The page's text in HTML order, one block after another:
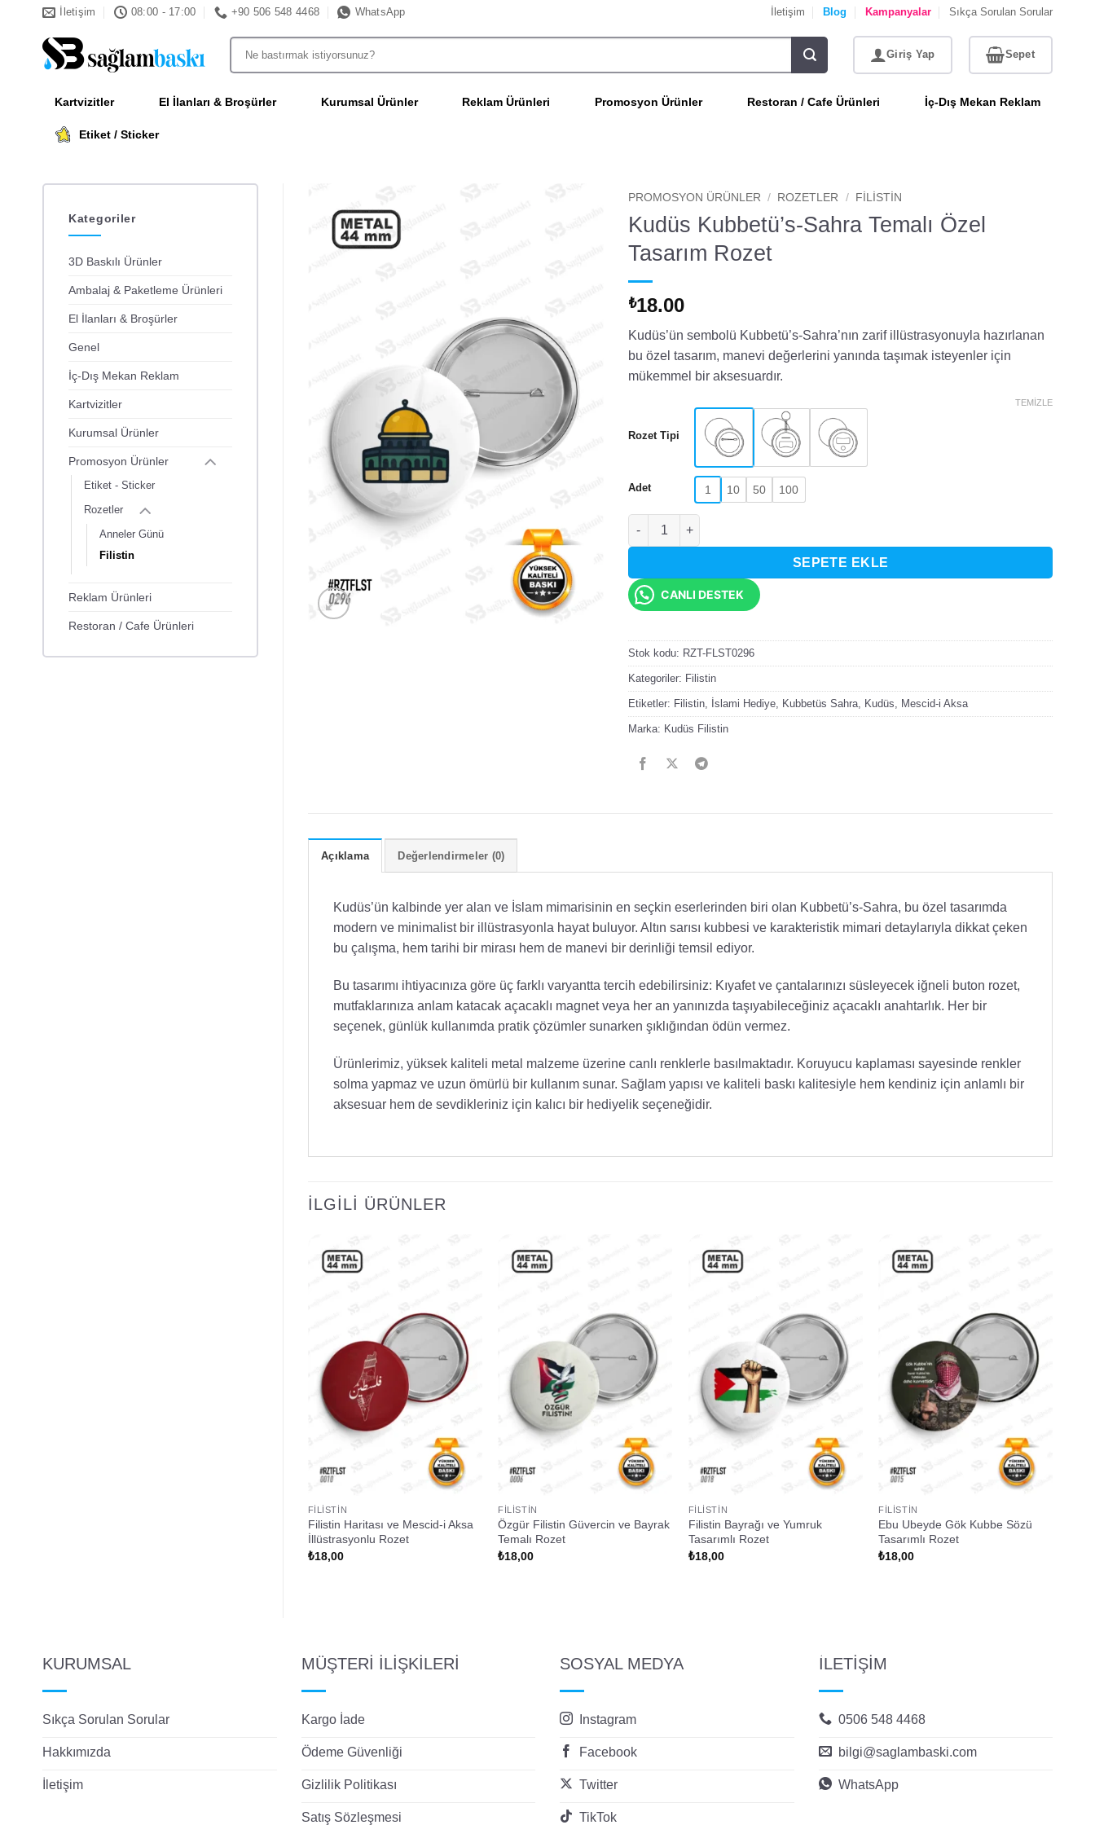
İletişim 08:00 - 17:00 +90 506 548 4468 WhatsApp İletişim Blog Kampanyalar Sıkça Sorulan Sorular
Ara:
Kartvizitler El İlanları & Broşürler Kurumsal Ürünler Reklam Ürünleri Promosyon Ürünler Restoran / Cafe Ürünleri İç-Dış Mekan Reklam
Etiket / Sticker
Kategoriler
3D Baskılı Ürünler
Ambalaj & Paketleme Ürünleri
El İlanları & Broşürler
Genel
İç-Dış Mekan Reklam
Kartvizitler
Kurumsal Ürünler
Promosyon Ürünler
Etiket - Sticker
Rozetler
Anneler Günü
Filistin
Reklam Ürünleri
Restoran / Cafe Ürünleri
PROMOSYON ÜRÜNLER / ROZETLER / FILISTIN
Kudüs Kubbetü’s-Sahra Temalı Özel
Tasarım Rozet
₺18.00
Kudüs’ün sembolü Kubbetü’s-Sahra’nın zarif illüstrasyonuyla hazırlanan
bu özel tasarım, manevi değerlerini yanında taşımak isteyenler için
mükemmel bir aksesuardır.
Rozet Tipi
Adet 1 10 50 100
TEMIZLE
Kudüs Kubbetü's-Sahra Temalı Özel Tasarım Rozet adet
SEPETE EKLE
CANLI DESTEK
Stok kodu: RZT-FLST0296
Kategoriler: Filistin
Etiketler: Filistin İslami Hediye Kubbetüs Sahra Kudüs Mescid-i Aksa
Marka: Kudüs Filistin
Açıklama Değerlendirmeler (0)
Kudüs’ün kalbinde yer alan ve İslam mimarisinin en seçkin eserlerinden biri olan Kubbetü’s-Sahra, bu özel tasarımda
modern ve minimalist bir illüstrasyonla hayat buluyor. Altın sarısı kubbesi ve karakteristik mimari detaylarıyla dikkat çeken
bu çalışma, hem tarihi bir mirası hem de manevi bir derinliği temsil ediyor.
Bu tasarımı ihtiyacınıza göre üç farklı varyantta tercih edebilirsiniz: Kıyafet ve çantalarınızı süsleyecek iğneli buton rozet,
mutfaklarınıza anlam katacak açacaklı magnet veya her an yanınızda taşıyabileceğiniz açacaklı anahtarlık. Her bir
seçenek, günlük kullanımda pratik çözümler sunarken şıklığından ödün vermez.
Ürünlerimiz, yüksek kaliteli metal malzeme üzerine canlı renklerle basılmaktadır. Koruyucu kaplaması sayesinde renkler
solma yapmaz ve uzun ömürlü bir kullanım sunar. Sağlam yapısı ve kaliteli baskı kalitesiyle hem kendiniz için anlamlı bir
aksesuar hem de sevdikleriniz için kalıcı bir hediyelik seçeneğidir.
İLGILI ÜRÜNLER
FILISTIN
Filistin Haritası ve Mescid-i Aksa
İllüstrasyonlu Rozet
₺18,00
FILISTIN
Özgür Filistin Güvercin ve Bayrak
Temalı Rozet
₺18,00
FILISTIN
Filistin Bayrağı ve Yumruk
Tasarımlı Rozet
₺18,00
FILISTIN
Ebu Ubeyde Gök Kubbe Sözü
Tasarımlı Rozet
₺18,00
KURUMSAL
Sıkça Sorulan Sorular
Hakkımızda
İletişim
MÜŞTERİ İLİŞKİLERİ
Kargo İade
Ödeme Güvenliği
Gizlilik Politikası
Satış Sözleşmesi
SOSYAL MEDYA
Instagram
Facebook
Twitter
TikTok
İLETİŞİM
0506 548 4468
bilgi@saglambaski.com
WhatsApp